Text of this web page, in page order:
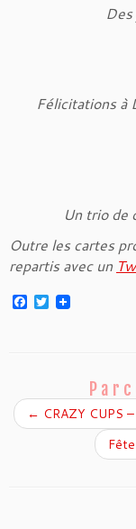
Félicitations à
Un trio de
Outre les cartes
repartis avec un
F
k
T
w
← CRAZY CUPS